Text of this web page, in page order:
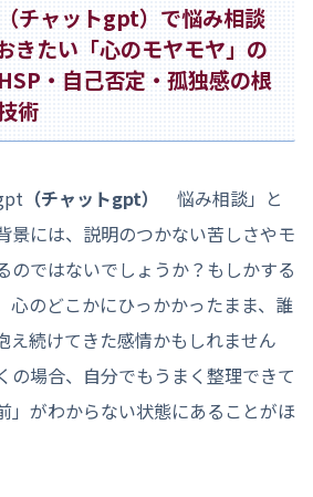
チャットgpt）で悩み相談
きたい「心のモヤモヤ」の
・自己否定・孤独感の根
術
（チャットgpt）
悩み相談」と
景には、説明のつかない苦しさやモ
のではないでしょうか？もしかする
心のどこかにひっかかったまま、誰
え続けてきた感情かもしれません
の場合、自分でもうまく整理できて
」がわからない状態にあることがほ